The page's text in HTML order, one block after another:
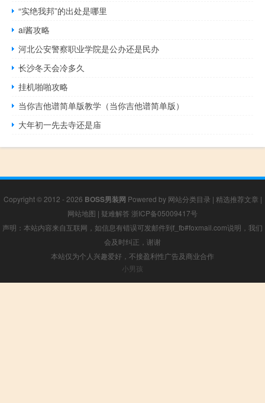
“实绝我邦”的出处是哪里
ai酱攻略
河北公安警察职业学院是公办还是民办
长沙冬天会冷多久
挂机啪啪攻略
当你吉他谱简单版教学（当你吉他谱简单版）
大年初一先去寺还是庙
Copyright © 2012 - 2026 BOSS男装网 Powered by 网站分类目录 | 精选推荐文章 |
网站地图 | 疑难解答 浙ICP备05009417号
声明：本站内容来自互联网，如信息有错误可发邮件到f_fb#foxmail.com说明，我们
会及时纠正，谢谢
本站仅为个人兴趣爱好，不接盈利性广告及商业合作
小男孩